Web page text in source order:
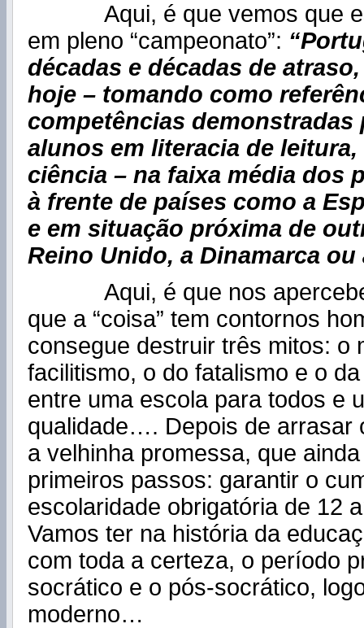
Aqui, é que vemos que
em pleno “campeonato”:
décadas e décadas de
hoje – tomando como
competências demonstradas
alunos em literacia de leitura,
ciência – na faixa média dos
à frente de países como a
e em situação próxima de
Reino Unido, a Dinamarca ou
Aqui, é que nos
que a “coisa” tem contornos
consegue destruir três mitos: o
facilitismo, o do fatalismo e o
entre uma escola para todos e
qualidade…. Depois de arrasar
a velhinha promessa, que
primeiros passos: garantir o
escolaridade obrigatória de 12
Vamos ter na história da
com toda a certeza, o período
socrático e o pós-socrático,
moderno…